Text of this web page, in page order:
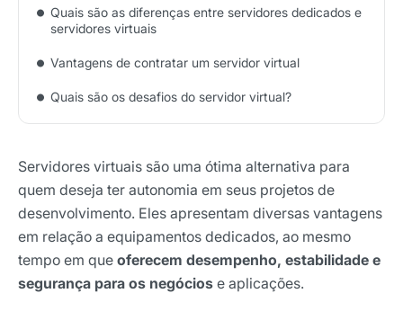
Quais são as diferenças entre servidores dedicados e
servidores virtuais
Vantagens de contratar um servidor virtual
Quais são os desafios do servidor virtual?
Servidores virtuais são uma ótima alternativa para
quem deseja ter autonomia em seus projetos de
desenvolvimento. Eles apresentam diversas vantagens
em relação a equipamentos dedicados, ao mesmo
tempo em que oferecem desempenho, estabilidade e
segurança para os negócios e aplicações.